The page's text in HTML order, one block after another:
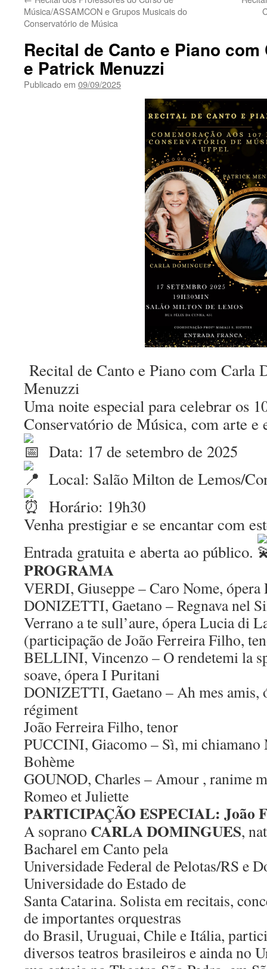
Música/ASSAMCON e Grupos Musicais do
Conservatório de Música
Recital de Canto e Piano
e Patrick Menuzzi
Publicado em 09/09/2025
Recital de Canto e Piano com Carla
Menuzzi
Uma noite especial para celebrar os
Conservatório de Música, com arte e
Data: 17 de setembro de 2025
Local: Salão Milton de Lemos/
Horário: 19h30
Venha prestigiar e se encantar com
Entrada gratuita e aberta ao público.
PROGRAMA
VERDI, Giuseppe – Caro Nome,
DONIZETTI, Gaetano – Regnava nel
Verrano a te sull’aure, ópera Lucia di
(participação de João Ferreira Filho,
BELLINI, Vincenzo – O rendetemi la
soave, ópera I Puritani
DONIZETTI, Gaetano – Ah mes amis,
régiment
João Ferreira Filho, tenor
PUCCINI, Giacomo – Sì, mi
Bohème
GOUNOD, Charles – Amour , ranime
Romeo et Juliette
PARTICIPAÇÃO ESPECIAL: João
A soprano CARLA DOMINGUES,
Bacharel em Canto pela
Universidade Federal de Pelotas/RS e
Universidade do Estado de
Santa Catarina. Solista em recitais,
de importantes orquestras
do Brasil, Uruguai, Chile e Itália,
diversos teatros brasileiros e aindano